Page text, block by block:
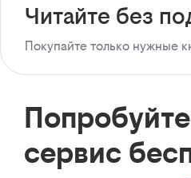
Читайте без
Покупайте только нужные
сервис